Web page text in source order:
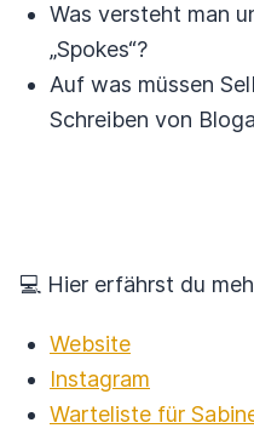
Was versteht man
„Spokes“?
Auf was müssen
Schreiben von
💻 Hier erfährst du
Website
Instagram
Warteliste für